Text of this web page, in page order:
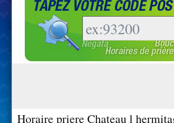
Horaire priere Chateau l